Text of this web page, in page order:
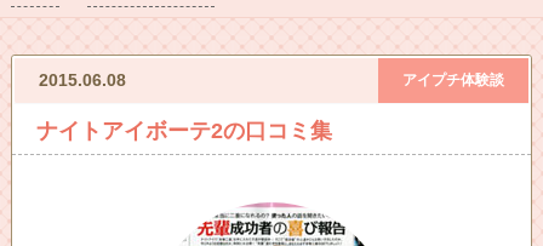
2015.06.08 アイプチ体験談
ナイトアイボーテ2の口コミ集